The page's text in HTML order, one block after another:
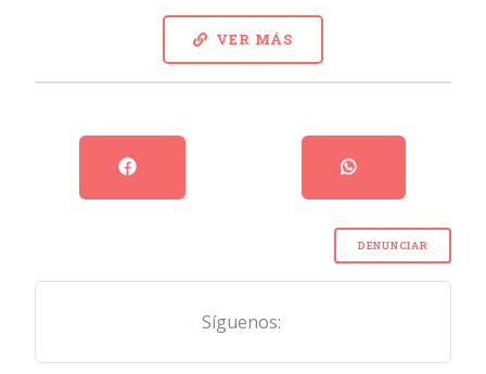
VER MÁS
DENUNCIAR
Síguenos: